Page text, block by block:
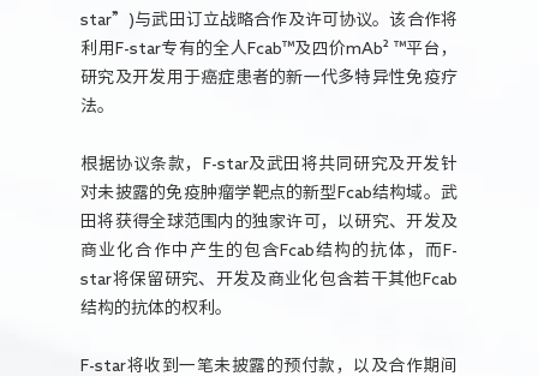
star”)与武田订立战略合作及许可协议。该合作将
利用F-star专有的全人Fcab™及四价mAb² ™平台，
研究及开发用于癌症患者的新一代多特异性免疫疗
法。
根据协议条款，F-star及武田将共同研究及开发针
对未披露的免疫肿瘤学靶点的新型Fcab结构域。武
田将获得全球范围内的独家许可，以研究、开发及
商业化合作中产生的包含Fcab结构的抗体，而F-
star将保留研究、开发及商业化包含若干其他Fcab
结构的抗体的权利。
F-star将收到一笔未披露的预付款，以及合作期间